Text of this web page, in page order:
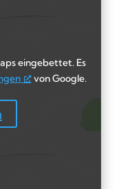
eingebettet. Es
von Google.